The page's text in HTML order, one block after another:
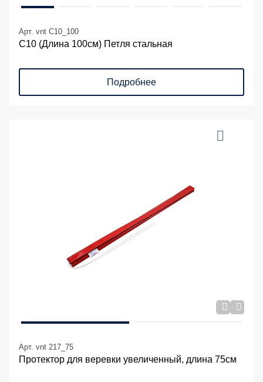
Арт. vnt C10_100
С10 (Длина 100см) Петля стальная
Подробнее
Арт. vnt 217_75
Протектор для веревки увеличенный, длина 75см